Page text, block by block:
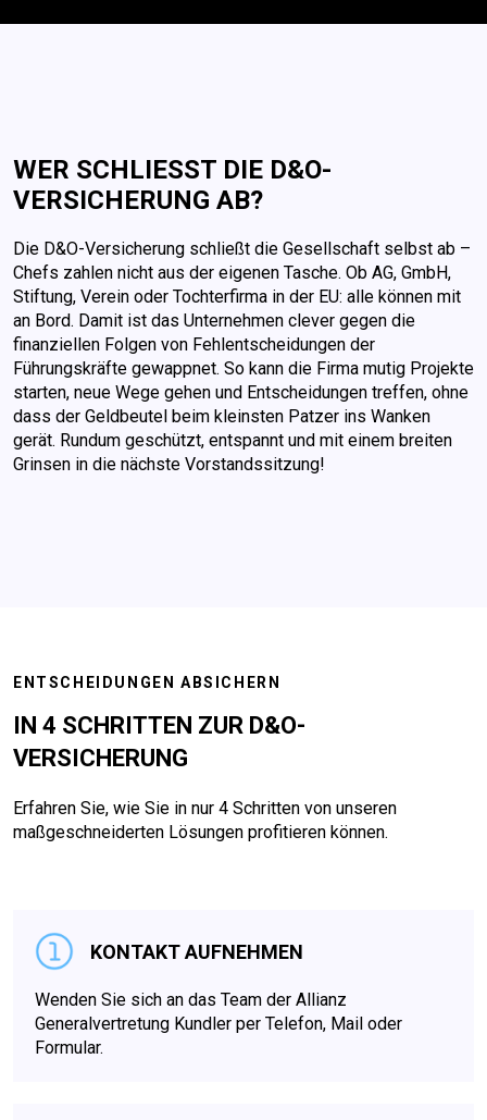
WER SCHLIESST DIE D&O-V
ERSICHERUNG AB?
Die D&O-Versicherung schließt die Gesellschaft selbst ab –
Chefs zahlen nicht aus der eigenen Tasche. Ob AG, GmbH,
Stiftung, Verein oder Tochterfirma in der EU: alle können mit
an Bord. Damit ist das Unternehmen clever gegen die
finanziellen Folgen von Fehlentscheidungen der
Führungskräfte gewappnet. So kann die Firma mutig Projekte
starten, neue Wege gehen und Entscheidungen treffen, ohne
dass der Geldbeutel beim kleinsten Patzer ins Wanken
gerät. Rundum geschützt, entspannt und mit einem breiten
Grinsen in die nächste Vorstandssitzung!
ENTSCHEIDUNGEN ABSICHERN
IN 4 SCHRITTEN ZUR D&O-
VERSICHERUNG
Erfahren Sie, wie Sie in nur 4 Schritten von unseren
maßgeschneiderten Lösungen profitieren können.
KONTAKT AUFNEHMEN
Wenden Sie sich an das Team der Allianz
Generalvertretung Kundler per Telefon, Mail oder
Formular.